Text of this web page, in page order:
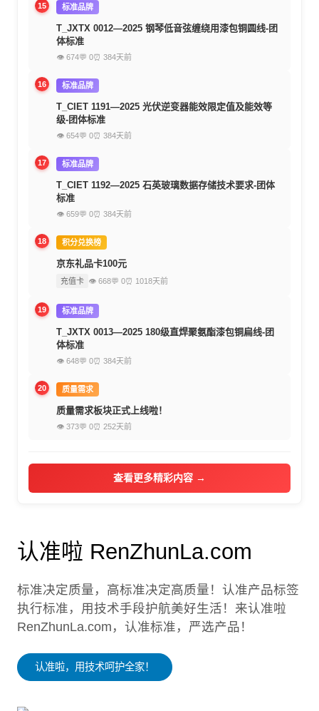
15 标准品牌
T_JXTX 0012—2025 钢琴低音弦缠绕用漆包铜圆线-团
体标准
👁 674💬 0⏰ 384天前
16 标准品牌
T_CIET 1191—2025 光伏逆变器能效限定值及能效等
级-团体标准
👁 654💬 0⏰ 384天前
17 标准品牌
T_CIET 1192—2025 石英玻璃数据存储技术要求-团体
标准
👁 659💬 0⏰ 384天前
18 积分兑换榜
京东礼品卡100元
充值卡 👁 668💬 0⏰ 1018天前
19 标准品牌
T_JXTX 0013—2025 180级直焊聚氨酯漆包铜扁线-团
体标准
👁 648💬 0⏰ 384天前
20 质量需求
质量需求板块正式上线啦！
👁 373💬 0⏰ 252天前
查看更多精彩内容 →
认准啦 RenZhunLa.com
标准决定质量，高标准决定高质量！认准产品标签
执行标准，用技术手段护航美好生活！来认准啦
RenZhunLa.com，认准标准，严选产品！
认准啦，用技术呵护全家！